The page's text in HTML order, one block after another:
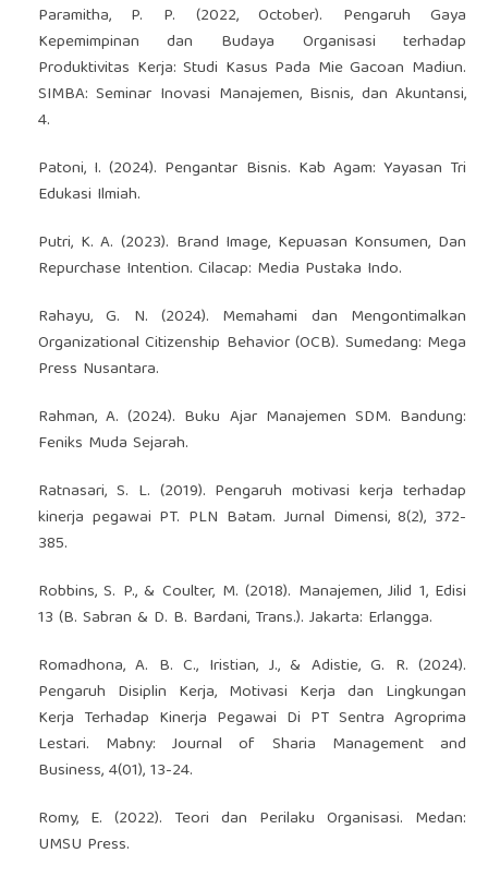
Paramitha, P. P. (2022, October). Pengaruh Gaya
Kepemimpinan dan Budaya Organisasi terhadap
Produktivitas Kerja: Studi Kasus Pada Mie Gacoan Madiun.
SIMBA: Seminar Inovasi Manajemen, Bisnis, dan Akuntansi,
4.
Patoni, I. (2024). Pengantar Bisnis. Kab Agam: Yayasan Tri
Edukasi Ilmiah.
Putri, K. A. (2023). Brand Image, Kepuasan Konsumen, Dan
Repurchase Intention. Cilacap: Media Pustaka Indo.
Rahayu, G. N. (2024). Memahami dan Mengontimalkan
Organizational Citizenship Behavior (OCB). Sumedang: Mega
Press Nusantara.
Rahman, A. (2024). Buku Ajar Manajemen SDM. Bandung:
Feniks Muda Sejarah.
Ratnasari, S. L. (2019). Pengaruh motivasi kerja terhadap
kinerja pegawai PT. PLN Batam. Jurnal Dimensi, 8(2), 372-
385.
Robbins, S. P., & Coulter, M. (2018). Manajemen, Jilid 1, Edisi
13 (B. Sabran & D. B. Bardani, Trans.). Jakarta: Erlangga.
Romadhona, A. B. C., Iristian, J., & Adistie, G. R. (2024).
Pengaruh Disiplin Kerja, Motivasi Kerja dan Lingkungan
Kerja Terhadap Kinerja Pegawai Di PT Sentra Agroprima
Lestari. Mabny: Journal of Sharia Management and
Business, 4(01), 13-24.
Romy, E. (2022). Teori dan Perilaku Organisasi. Medan:
UMSU Press.